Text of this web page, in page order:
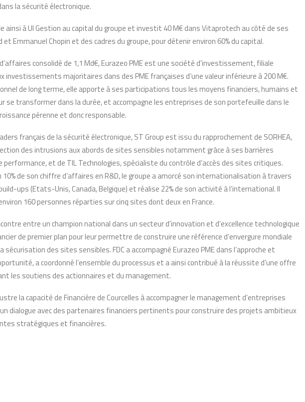
la sécurité électronique.
ainsi à UI Gestion au capital du groupe et investit 40 M€ dans Vitaprotech au côté de ses
et Emmanuel Chopin et des cadres du groupe, pour détenir environ 60% du capital.
consolidé de 1,1 Md€, Eurazeo PME est une société d’investissement, filiale
investissements majoritaires dans des PME françaises d’une valeur inférieure à 200 M€.
de long terme, elle apporte à ses participations tous les moyens financiers, humains et
se transformer dans la durée, et accompagne les entreprises de son portefeuille dans le
pérenne et donc responsable.
français de la sécurité électronique, ST Group est issu du rapprochement de SORHEA,
des intrusions aux abords de sites sensibles notamment grâce à ses barrières
et de TIL Technologies, spécialiste du contrôle d’accès des sites critiques.
de son chiffre d’affaires en R&D, le groupe a amorcé son internationalisation à travers
ups (Etats-Unis, Canada, Belgique) et réalise 22% de son activité à l’international. Il
160 personnes réparties sur cinq sites dont deux en France.
entre un champion national dans un secteur d’innovation et d’excellence technologique
de premier plan pour leur permettre de construire une référence d’envergure mondiale
sécurisation des sites sensibles. FDC a accompagné Eurazeo PME dans l’approche et
a coordonné l’ensemble du processus et a ainsi contribué à la réussite d’une offre
les soutiens des actionnaires et du management.
la capacité de Financière de Courcelles à accompagner le management d’entreprises
dialogue avec des partenaires financiers pertinents pour construire des projets ambitieux
stratégiques et financières.